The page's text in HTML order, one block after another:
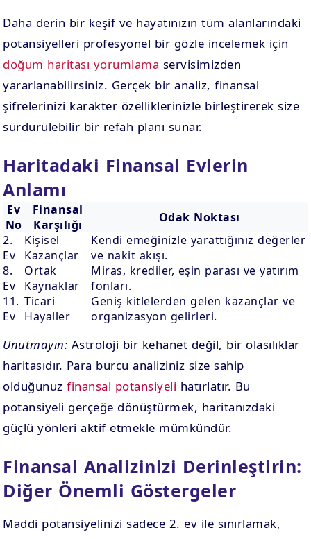
Daha derin bir keşif ve hayatınızın tüm alanlarındaki
potansiyelleri profesyonel bir gözle incelemek için
doğum haritası yorumlama servisimizden
yararlanabilirsiniz. Gerçek bir analiz, finansal
şifrelerinizi karakter özelliklerinizle birleştirerek size
sürdürülebilir bir refah planı sunar.
Haritadaki Finansal Evlerin
Anlamı
Ev
No
Finansal
Karşılığı
Odak Noktası
2.
Ev
Kişisel
Kazançlar
Kendi emeğinizle yarattığınız değerler
ve nakit akışı.
8.
Ev
Ortak
Kaynaklar
Miras, krediler, eşin parası ve yatırım
fonları.
11.
Ev
Ticari
Hayaller
Geniş kitlelerden gelen kazançlar ve
organizasyon gelirleri.
Unutmayın: Astroloji bir kehanet değil, bir olasılıklar
haritasıdır. Para burcu analiziniz size sahip
olduğunuzfinansal potansiyeli hatırlatır. Bu
potansiyeli gerçeğe dönüştürmek, haritanızdaki
güçlü yönleri aktif etmekle mümkündür.
Finansal Analizinizi Derinleştirin:
Diğer Önemli Göstergeler
Maddi potansiyelinizi sadece 2. ev ile sınırlamak,